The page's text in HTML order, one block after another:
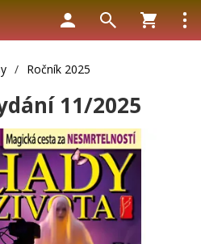
/ Ročník 2025
11/2025